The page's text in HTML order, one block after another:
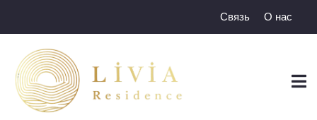
Связь О нас